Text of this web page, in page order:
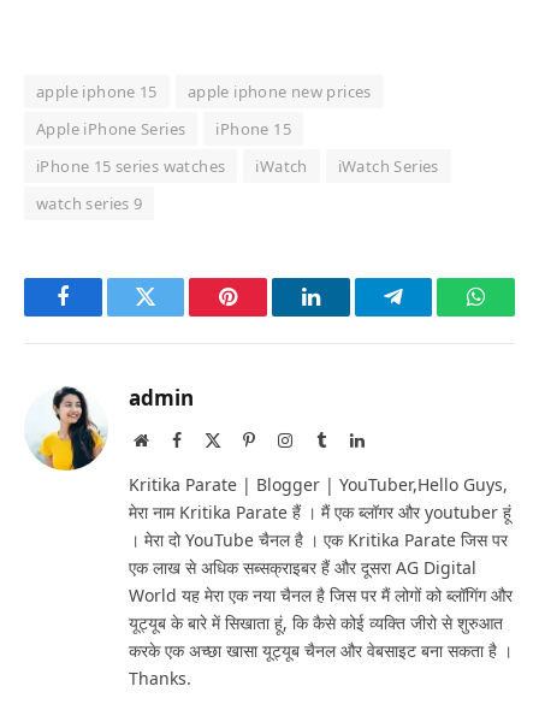
apple iphone 15
apple iphone new prices
Apple iPhone Series
iPhone 15
iPhone 15 series watches
iWatch
iWatch Series
watch series 9
FacebookTwitter Pinterest LinkedInTelegram
admin
WebsiteFacebook PinterestInstagram
TumblrLinkedIn
Kritika Parate | Blogger | YouTuber,Hello Guys,
मेरा नाम Kritika Parate हैं । मैं एक ब्लॉगर और youtuber हूं
। मेरा दो YouTube चैनल है । एक Kritika Parate जिस पर
एक लाख से अधिक सब्सक्राइबर हैं और दूसरा AG Digital
World यह मेरा एक नया चैनल है जिस पर मैं लोगों को ब्लॉगिंग और
यूट्यूब के बारे में सिखाता हूं, कि कैसे कोई व्यक्ति जीरो से शुरुआत
करके एक अच्छा खासा यूट्यूब चैनल और वेबसाइट बना सकता है ।
Thanks.